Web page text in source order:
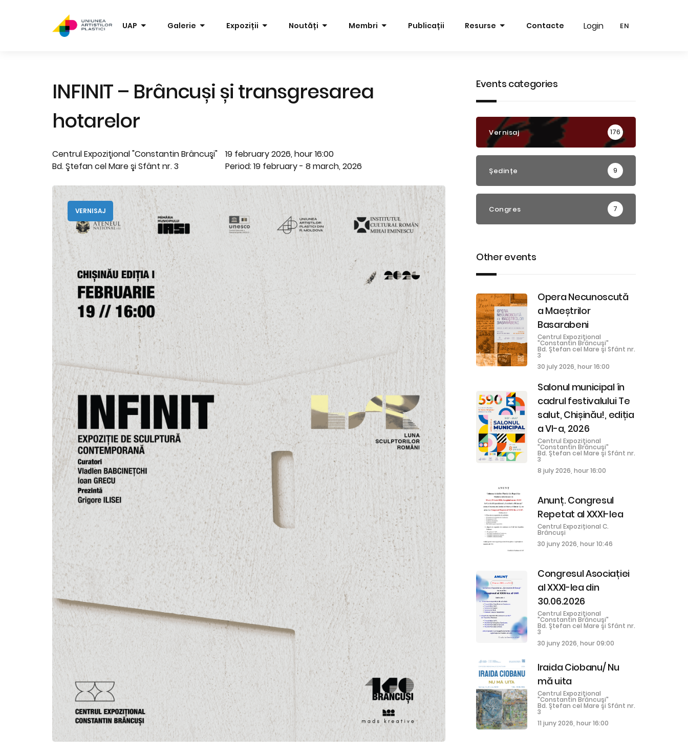
Login
UAP Galerie Expoziții Noutăți Membri Publicații Resurse Contacte Login EN
INFINIT – Brâncuși și transgresarea
hotarelor
Centrul Expoziţional "Constantin Brâncuşi"
Bd. Ştefan cel Mare şi Sfânt nr. 3
19 february 2026, hour 16:00
Period: 19 february - 8 march, 2026
VERNISAJ
Events categories
Vernisaj 176
Ședințe 9
Congres 7
Other events
Opera Necunoscută
a Maeștrilor
Basarabeni
Centrul Expoziţional
"Constantin Brâncuşi"
Bd. Ştefan cel Mare şi Sfânt nr.
3
30 july 2026, hour 16:00
Salonul municipal în
cadrul festivalului Te
salut, Chișinău!, ediția
a VI-a, 2026
Centrul Expoziţional
"Constantin Brâncuşi"
Bd. Ştefan cel Mare şi Sfânt nr.
3
8 july 2026, hour 16:00
Anunț. Congresul
Repetat al XXXI-lea
Centrul Expozițional C.
Brâncuși
30 juny 2026, hour 10:46
Congresul Asociației
al XXXI-lea din
30.06.2026
Centrul Expoziţional
"Constantin Brâncuşi"
Bd. Ştefan cel Mare şi Sfânt nr.
3
30 juny 2026, hour 09:00
Iraida Ciobanu/ Nu
mă uita
Centrul Expoziţional
"Constantin Brâncuşi"
Bd. Ştefan cel Mare şi Sfânt nr.
3
11 juny 2026, hour 16:00